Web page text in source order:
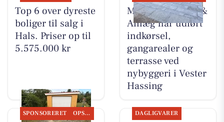
Top 6 over dyreste
boliger til salg i
Hals. Priser op til
5.575.000 kr
MB Entreprenør &
Anlæg har udført
indkørsel,
gangarealer og
terrasse ved
nybyggeri i Vester
Hassing
SPONSORERET OPSLAGSTAVLEN DAGLIGVARER